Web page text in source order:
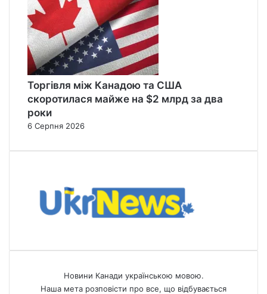
Торгівля між Канадою та США
скоротилася майже на $2 млрд за два
роки
6 Серпня 2026
Новини Канади українською мовою.
Наша мета розповісти про все, що відбувається